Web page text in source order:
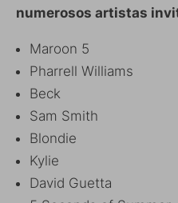
numerosos artistas
Maroon 5
Pharrell Williams
Beck
Sam Smith
Blondie
Kylie
David Guetta